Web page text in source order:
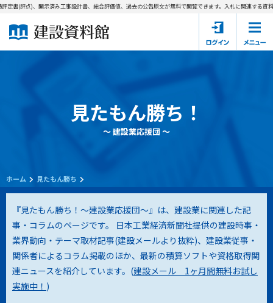
建設資料館とは
国土交通省の入札資料
会員登録について
サポーター会員一覧
会社概要 お問い合わせ
個人情報保護方針
会員規約
(評点)、開示済み工事設計書、総合評価値、過去の公告原文が無料で閲覧できます。入札に関連する資料→
見たもん勝ち！
～ 建設業応援団 ～
ホーム 見たもん勝ち
『見たもん勝ち！～建設業応援団～』は、建設業に関連した記
事・コラムのページです。 日本工業経済新聞社提供の建設時事・
業界動向・テーマ取材記事(建設メールより抜粋)、建設業従事・
関係者によるコラム掲載のほか、最新の積算ソフトや資格取得関
連ニュースを紹介しています。(建設メール 1ヶ月間無料お試し
実施中！ )
会員サービスの利用条件等について定めるものです。
2. 管理者が建設資料館WEB上で随時掲載するルールは本規約の
一部を構成するものとします。
第2条（規約の変更）
本規約は、会員の了承を得ることなく、随時変更されることが
あります。変更内容は、建設資料館WEB上に表示した時点で直
ちに全ての会員が了承したものとみなします。